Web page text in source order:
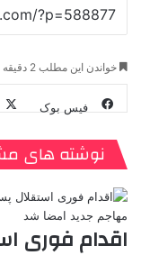
خواندن این مطلب 2 دقیقه زمان میبرد
فیس بوک
نوشته های
اقدام فوری